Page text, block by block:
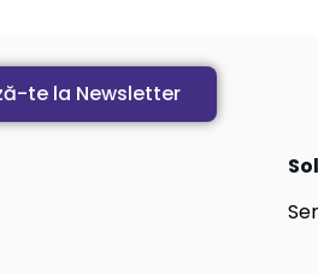
te la Newsletter